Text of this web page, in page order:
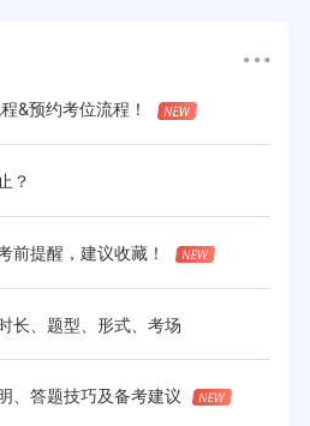
&预约考位流程！
？
前提醒，建议收藏！
长、题型、形式、考场
、答题技巧及备考建议